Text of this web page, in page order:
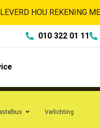
HOU REKENING
010 322 01 11
Verlichting